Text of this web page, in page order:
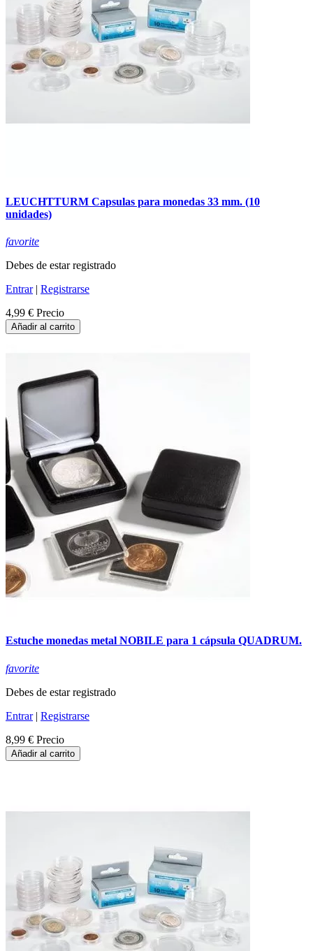
LEUCHTTURM Capsulas para monedas 33 mm. (10
unidades)
favorite
Debes de estar registrado
Entrar| Registrarse
4,99 € Precio
Añadir al carrito
Estuche monedas metal NOBILE para 1 cápsula QUADRUM.
favorite
Debes de estar registrado
Entrar| Registrarse
8,99 € Precio
Añadir al carrito